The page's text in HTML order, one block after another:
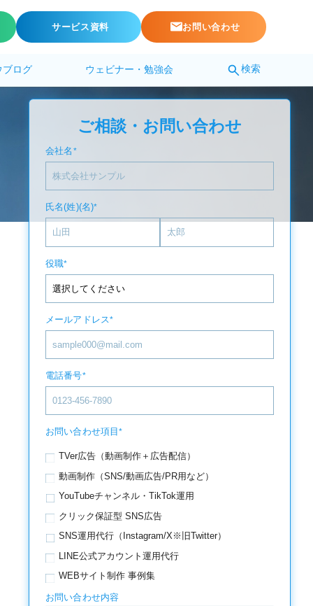
サービス資料 お問い合わせ
ブログ ウェビナー・勉強会 検索
ご相談・お問い合わせ
会社名 *
氏名(姓)(名)*
役職*
メールアドレス*
電話番号*
お問い合わせ項目*
TVer広告（動画制作＋広告配信）
動画制作（SNS/動画広告/PR用など）
YouTubeチャンネル・TikTok運用
クリック保証型 SNS広告
SNS運用代行（Instagram/X※旧Twitter）
LINE公式アカウント運用代行
WEBサイト制作 事例集
お問い合わせ内容